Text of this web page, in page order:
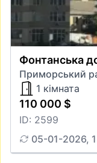
Фонтанська
Приморський
1 кімната
110 000 $
ID: 2599
05-01-2026,